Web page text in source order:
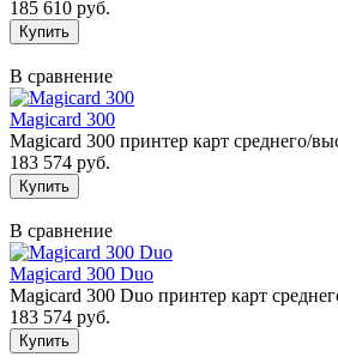
185 610 руб.
В сравнение
Magicard 300
Magicard 300 принтер карт среднего/
183 574 руб.
В сравнение
Magicard 300 Duo
Magicard 300 Duo принтер карт
183 574 руб.